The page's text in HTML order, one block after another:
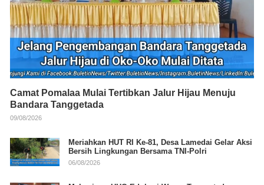
Camat Pomalaa Mulai Tertibkan Jalur Hijau Menuju
Bandara Tanggetada
09/08/2026
Meriahkan HUT RI Ke-81, Desa Lamedai Gelar Aksi
Bersih Lingkungan Bersama TNI-Polri
06/08/2026